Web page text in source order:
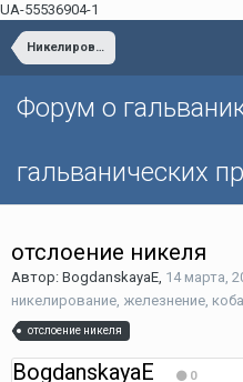
UA-55536904-1
Никелирование, хим. никелирование, железнение, кобальтирование
Форум о
гальванических
отслоение никеля
Автор: BogdanskayaE, 14 марта,
никелирование, железнение,
отслоение никеля
BogdanskayaE 0